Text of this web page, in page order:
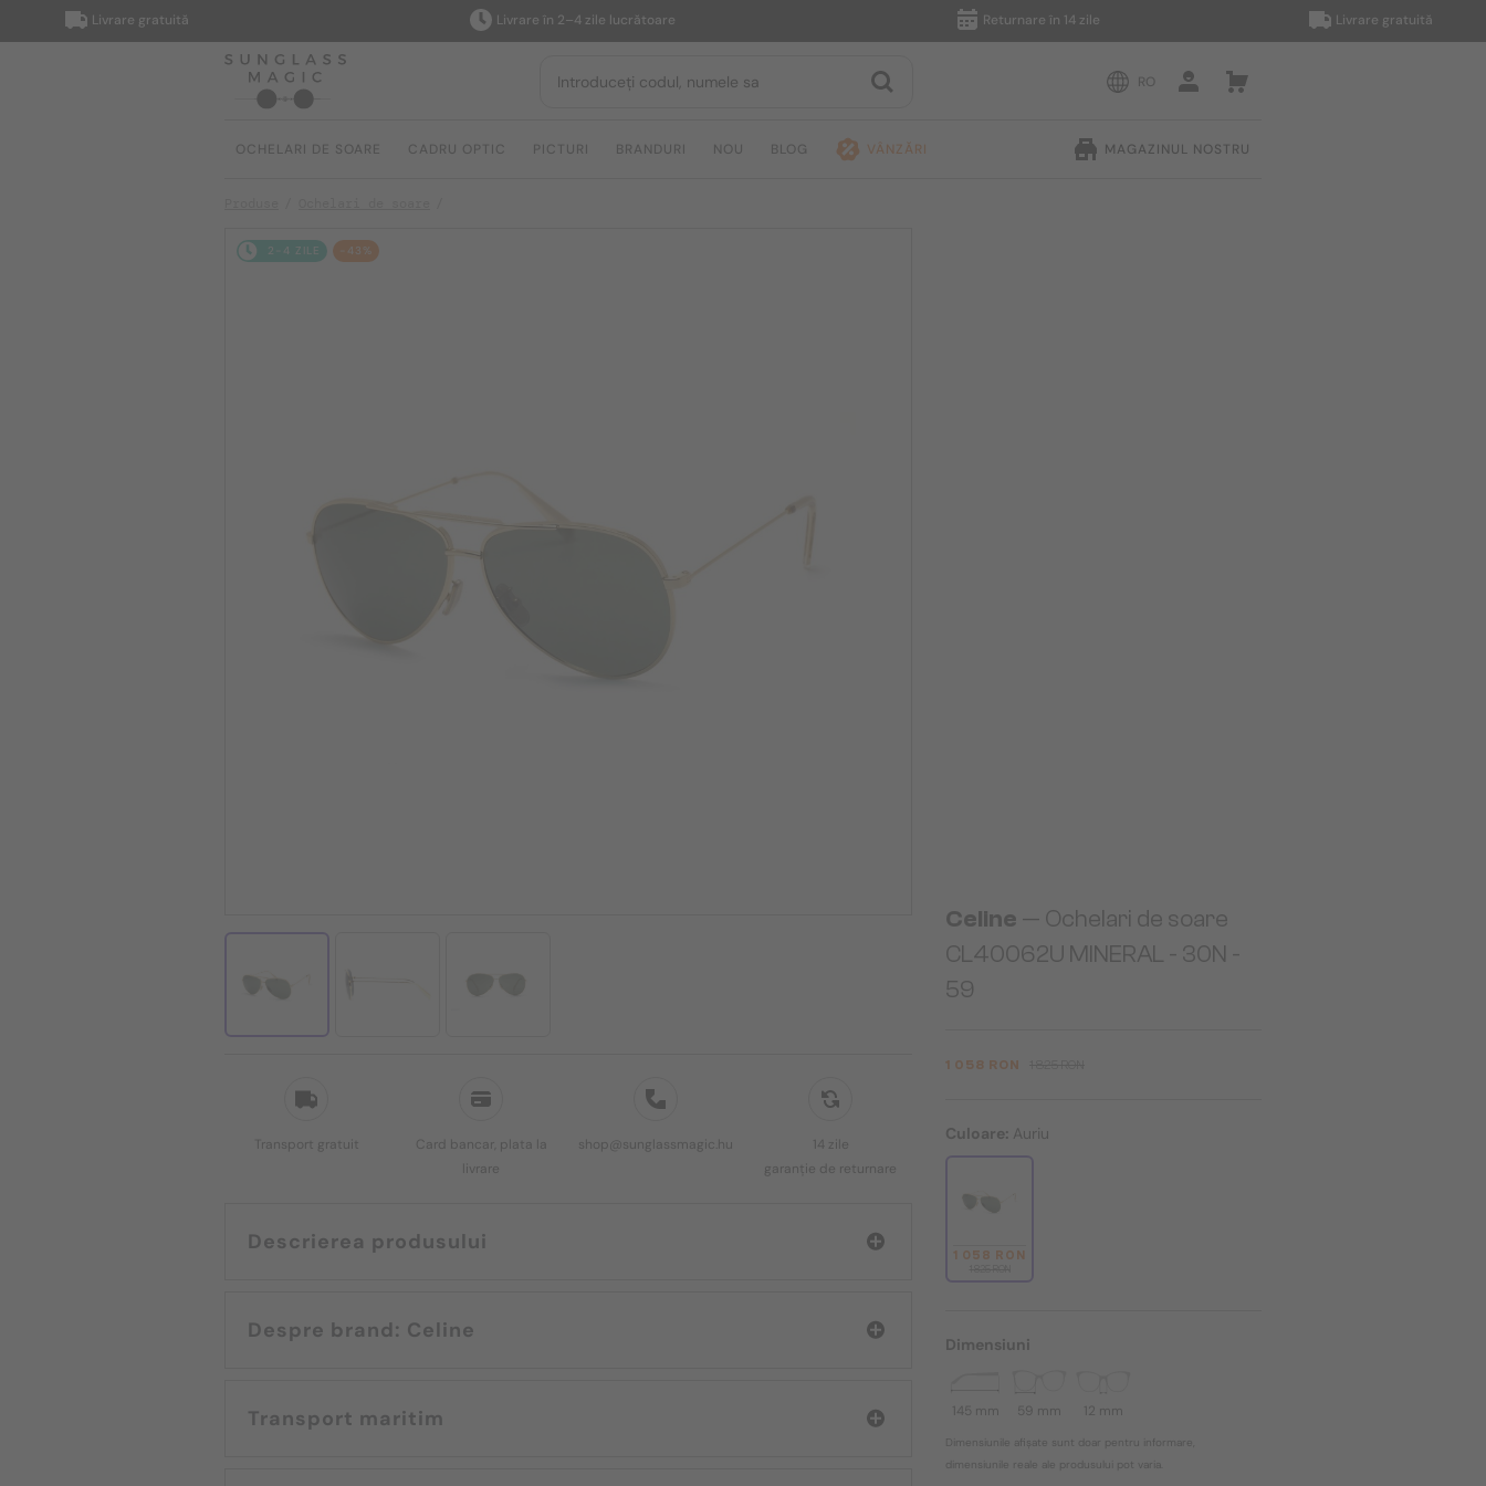
Livrare gratuită Livrare în 2–4 zile lucrătoare Returnare în 14 zile Livrare gratuită
RO
OCHELARI DE SOARE CADRU OPTIC PICTURI BRANDURI NOU BLOG VÂNZĂRI MAGAZINUL NOSTRU
2-4 ZILE -43%
Transport gratuit
Card bancar, plata la
livrare
shop@sunglassmagic.hu
14 zile
garanție de returnare
Descrierea produsului
Despre brand: Celine
Transport maritim
Celine — Ochelari de soare
CL40062U MINERAL - 30N -
59
1 058 RON
Culoare: Auriu
1 058 RON
Dimensiuni
145 mm 59 mm 12 mm
Dimensiunile afișate sunt doar pentru informare,
dimensiunile reale ale produsului pot varia.